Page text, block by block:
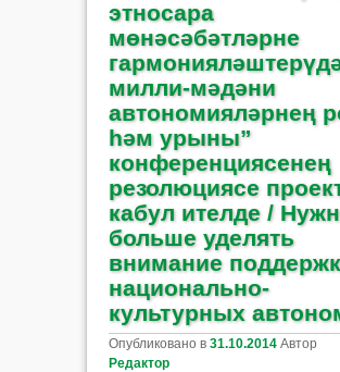
этносара
мөнәсәбәтләрне
милли-мәдәни
автономияләрнең
һәм урыны”
конференциясенең
резолюциясе
кабул ителде /
больше уделять
внимание
национально-
культурных
Опубликовано в 31.10.2014 Автор
Редактор